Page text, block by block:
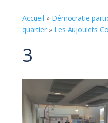
Accueil » Démocratie
quartier» Les Aujoulets
3